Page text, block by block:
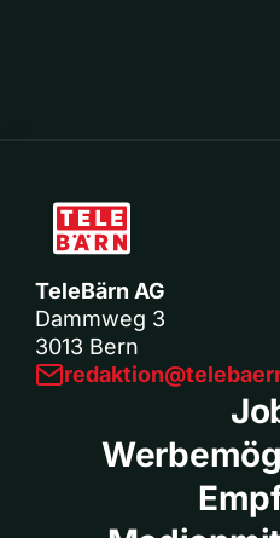
TeleBärn AG
Dammweg 3
3013 Bern